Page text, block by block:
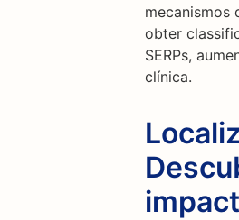
mecanismos
obter
SERPs,
clínica.